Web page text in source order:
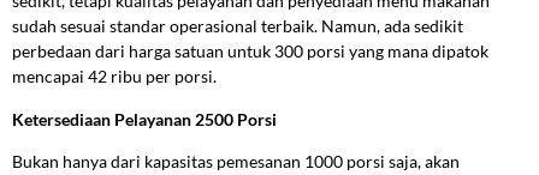
sudah sesuai standar operasional terbaik. Namun, ada sedikit
perbedaan dari harga satuan untuk 300 porsi yang mana dipatok
mencapai 42 ribu per porsi.
Ketersediaan Pelayanan 2500 Porsi
Bukan hanya dari kapasitas pemesanan 1000 porsi saja, akan